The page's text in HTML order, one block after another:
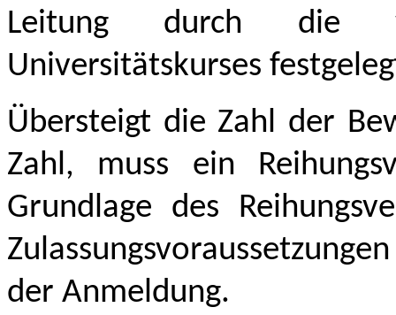
Leitung durch die
Universitätskurses
Übersteigt die Zahl der
Zahl, muss ein
Grundlage des
der Anmeldung.